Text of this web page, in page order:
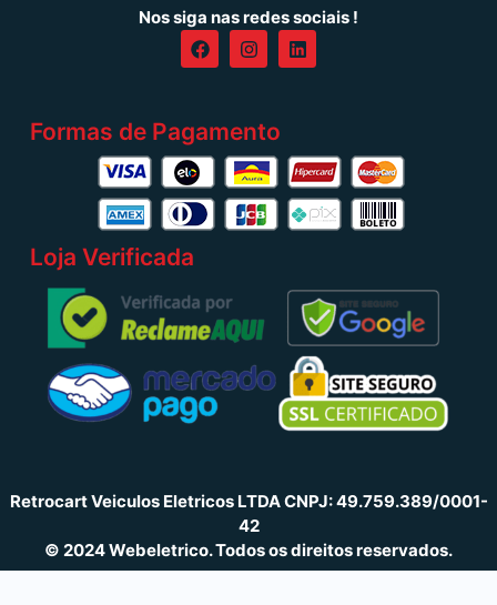
Nos siga nas redes sociais !
Formas de Pagamento
Loja Verificada
Retrocart Veiculos Eletricos LTDA CNPJ: 49.759.389/0001-
42
© 2024 Webeletrico. Todos os direitos reservados.